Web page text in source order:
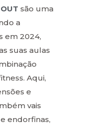
são uma
a
em 2024,
suas aulas
Aqui,
e
vais
endorfinas,